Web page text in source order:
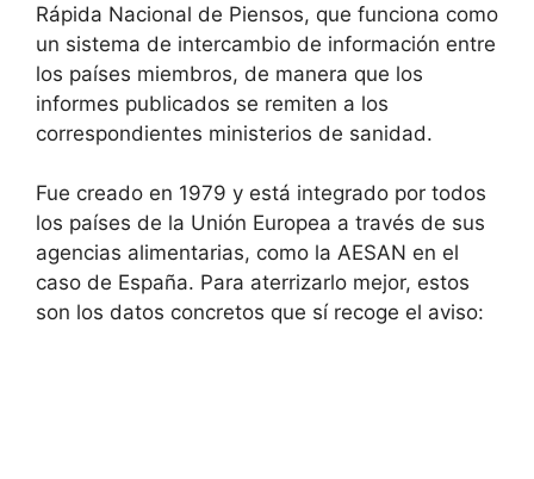
Rápida Nacional de Piensos, que funciona como
un sistema de intercambio de información entre
los países miembros, de manera que los
informes publicados se remiten a los
correspondientes ministerios de sanidad.
Fue creado en 1979 y está integrado por todos
los países de la Unión Europea a través de sus
agencias alimentarias, como la AESAN en el
caso de España. Para aterrizarlo mejor, estos
son los datos concretos que sí recoge el aviso: